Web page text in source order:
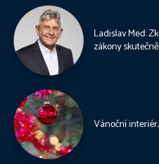
Ladislav Med:
zákony
Vánoční